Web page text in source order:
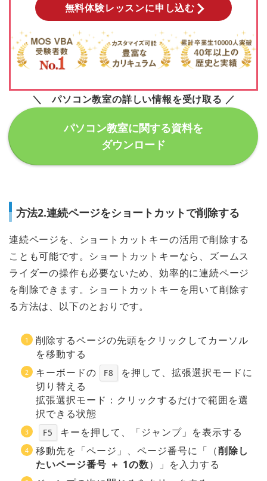
無料体験レッスンに申し込む
＼ パソコン教室の詳しい情報を受け取る ／
パソコン教室に関する資料を
ダウンロード
方法2.連続ページをショートカットで削除する
連続ページを、ショートカットキーの活用で削除する
ことも可能です。ショートカットキーなら、ズームス
ライダーの操作も必要ないため、効率的に連続ページ
を削除できます。ショートカットキーを用いて削除す
る方法は、以下のとおりです。
削除するページの先頭をクリックしてカーソル
を移動する
キーボードの
F8
を押して、拡張選択モードに
切り替える
拡張選択モード：クリックするだけで範囲を選
択できる状態
F5
キーを押して、「ジャンプ」を表示する
移動先を「ページ」、ページ番号に「（削除し
たいページ番号 ＋ 1の数）」を入力する